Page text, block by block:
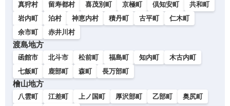
真狩村
留寿都村 喜茂別町 京極町 倶知安町
共和町
岩内町
泊村 神恵内村 積丹町 古平町
仁木町
余市町
赤井川村
渡島地方
函館市 北斗市 松前町 福島町 知内町
木古内町
七飯町
鹿部町 森町 長万部町
檜山地方
八雲町 江差町 上ノ国町 厚沢部町 乙部町
奥尻町